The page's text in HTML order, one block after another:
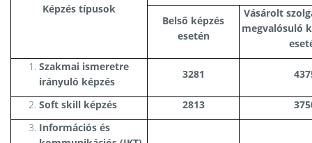
Képzés típusok
Belső képzés
esetén
Vásárolt
megvalósuló
Szakmai ismeretre
irányuló képzés
3281
Soft skill képzés 2813
Információs és